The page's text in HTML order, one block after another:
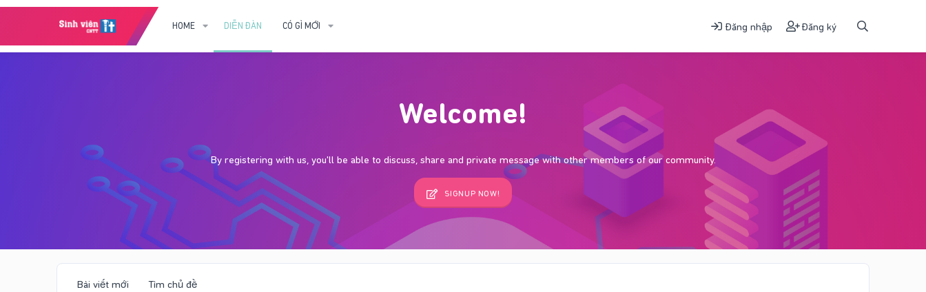
HOME DIỄN ĐÀN CÓ GÌ MỚI Đăng nhập Đăng ký
Welcome!
By registering with us, you'll be able to discuss, share and private message with other members of our community.
SIGNUP NOW!
Bài viết mới Tìm chủ đề